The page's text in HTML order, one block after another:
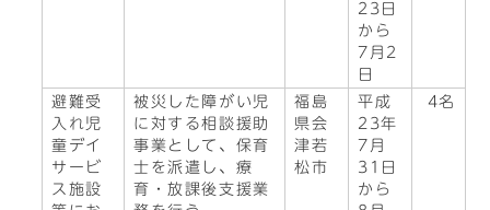
23日
から
7月2
日
避難受
入れ児
童デイ
サービ
ス施設
被災した障がい児
に対する相談援助
事業として、保育
士を派遣し、療
育・放課後支援業
福島
県会
津若
松市
平成
23年
7月
31日
から
4名